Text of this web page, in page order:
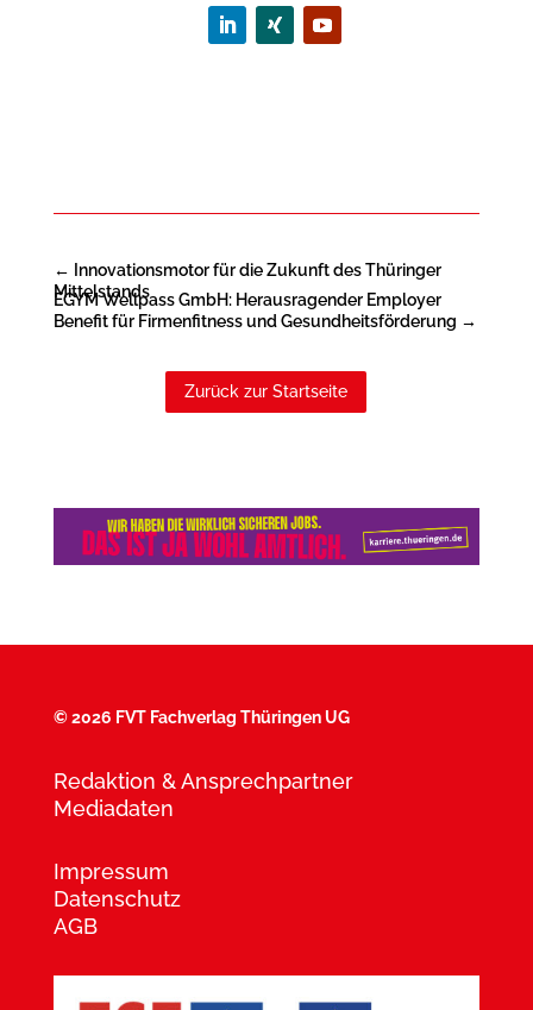
← Innovationsmotor für die Zukunft des Thüringer
Mittelstands
EGYM Wellpass GmbH: Herausragender Employer
Benefit für Firmenfitness und Gesundheitsförderung →
Zurück zur Startseite
©2026 FVT Fachverlag Thüringen UG
Redaktion & Ansprechpartner
Mediadaten
Impressum
Datenschutz
AGB